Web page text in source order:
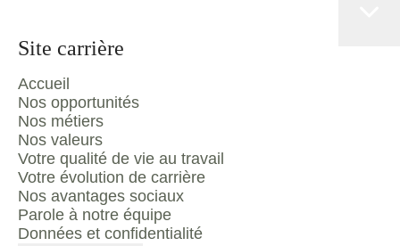
Site carrière
Accueil
Nos opportunités
Nos métiers
Nos valeurs
Votre qualité de vie au travail
Votre évolution de carrière
Nos avantages sociaux
Parole à notre équipe
Données et confidentialité